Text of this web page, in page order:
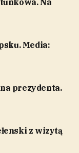
Na
Media:
prezydenta.
z wizytą